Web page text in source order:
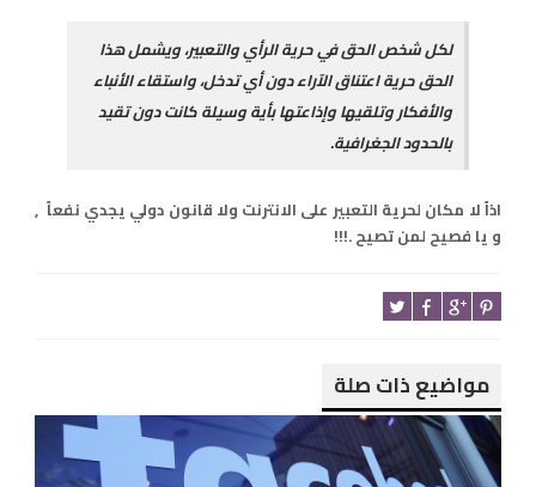
لكل شخص الحق في حرية الرأي والتعبير، ويشمل هذا
الحق حرية اعتناق الآراء دون أي تدخل، واستقاء الأنباء
والأفكار وتلقيها وإذاعتها بأية وسيلة كانت دون تقيد
بالحدود الجغرافية.
اذاً لا مكان لحرية التعبير على الانترنت ولا قانون دولي يجدي نفعاً ,
و يا فصيح لمن تصيح .!!!
مواضيع ذات صلة